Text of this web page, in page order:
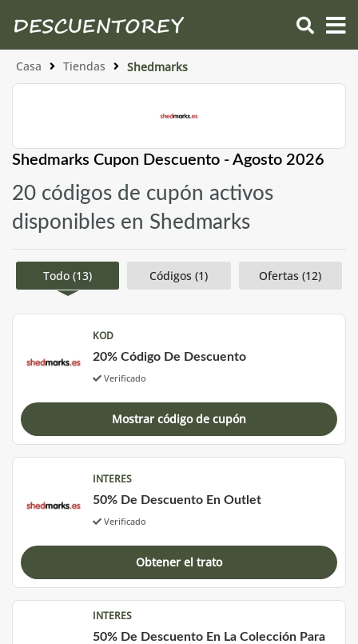
Casa Tiendas Shedmarks
Shedmarks Cupon Descuento - Agosto 2026
20 códigos de cupón activos
disponibles en Shedmarks
Todo (13) Códigos (1) Ofertas (12)
KOD
20% Código De Descuento
Verificado
Mostrar código de cupón
INTERES
50% De Descuento En Outlet
Verificado
Obtener el trato
INTERES
50% De Descuento En La Colección Para